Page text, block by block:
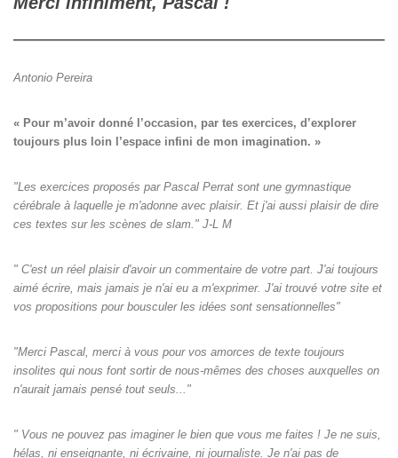
Antonio Pereira
« Pour m’avoir donné l’occasion, par tes exercices, d’explorer
toujours plus loin l’espace infini de mon imagination. »
"Les exercices proposés par Pascal Perrat sont une gymnastique
cérébrale à laquelle je m'adonne avec plaisir. Et j'ai aussi plaisir de dire
ces textes sur les scènes de slam." J-L M
" C'est un réel plaisir d'avoir un commentaire de votre part. J'ai toujours
aimé écrire, mais jamais je n'ai eu a m'exprimer. J'ai trouvé votre site et
vos propositions pour bousculer les idées sont sensationnelles"
"Merci Pascal, merci à vous pour vos amorces de texte toujours
insolites qui nous font sortir de nous-mêmes des choses auxquelles on
n'aurait jamais pensé tout seuls‌..."
" Vous ne pouvez pas imaginer le bien que vous me faites ! Je ne suis,
hélas, ni enseignante, ni écrivaine, ni journaliste. Je n'ai pas de